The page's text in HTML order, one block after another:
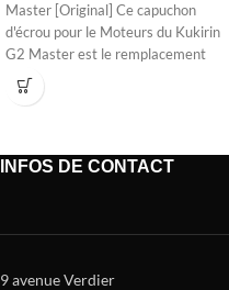
Master [Original] Ce capuchon
d'écrou pour le Moteurs du Kukirin
G2 Master est le remplacement
INFOS DE CONTACT
9 avenue Verdier